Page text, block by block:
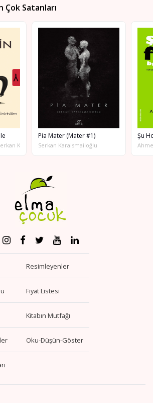
Çok Satanları
Karaismailoğlu
Pia Mater (Mater #1)
Serkan Karaismailoğlu
Resimleyenler
Fiyat Listesi
Kitabın Mutfağı
Oku-Düşün-Göster